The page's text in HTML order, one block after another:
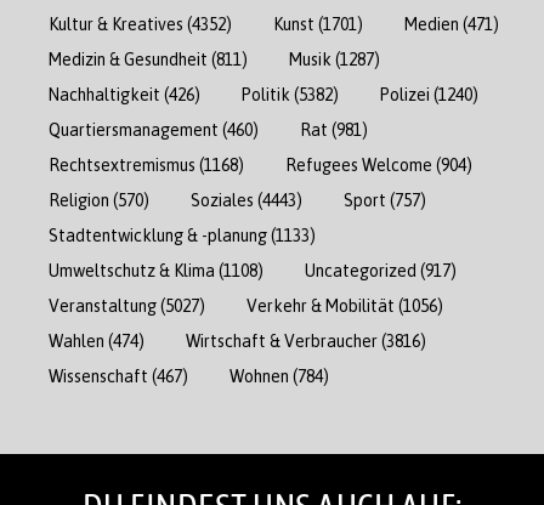
Kultur & Kreatives (4352) Kunst (1701) Medien (471)
Medizin & Gesundheit (811) Musik (1287)
Nachhaltigkeit (426) Politik (5382) Polizei (1240)
Quartiersmanagement (460) Rat (981)
Rechtsextremismus (1168) Refugees Welcome (904)
Religion (570) Soziales (4443) Sport (757)
Stadtentwicklung & -planung(1133)
Umweltschutz & Klima (1108) Uncategorized (917)
Veranstaltung(5027) Verkehr & Mobilität (1056)
Wahlen (474) Wirtschaft & Verbraucher(3816)
Wissenschaft (467) Wohnen (784)